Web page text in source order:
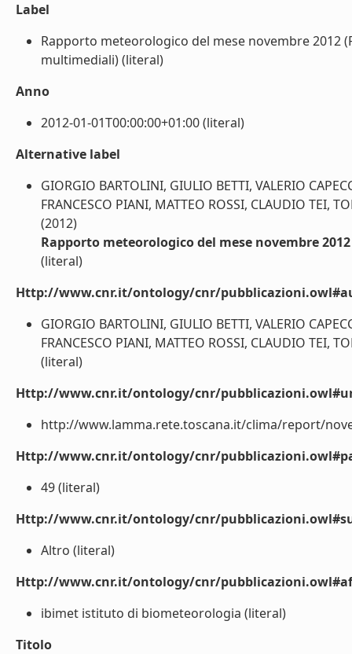
Label
Rapporto meteorologico del mese novembre 2012
multimediali) (literal)
Anno
2012-01-01T00:00:00+01:00 (literal)
Alternative label
GIORGIO BARTOLINI, GIULIO BETTI, VALERIO
FRANCESCO PIANI, MATTEO ROSSI, CLAUDIO TEI,
(2012)
Rapporto meteorologico del mese novembre 2012
(literal)
Http://www.cnr.it/ontology/cnr/
GIORGIO BARTOLINI, GIULIO BETTI, VALERIO
FRANCESCO PIANI, MATTEO ROSSI, CLAUDIO TEI,
(literal)
Http://www.cnr.it/ontology/cnr/
http://www.lamma.rete.toscana.it/clima/report/
Http://www.cnr.it/ontology/cnr/
49 (literal)
Http://www.cnr.it/ontology/cnr/
Altro (literal)
Http://www.cnr.it/ontology/cnr/
ibimet istituto di biometeorologia (literal)
Titolo